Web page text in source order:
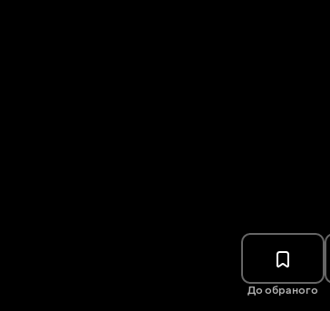
До обраного